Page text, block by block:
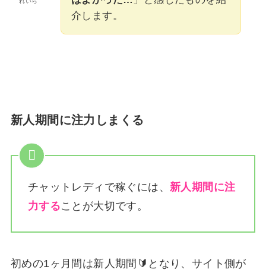
介します。
新人期間に注力しまくる
チャットレディで稼ぐには、 新人期間に注
力することが大切です。
初めの1ヶ月間は新人期間🔰となり、サイト側が